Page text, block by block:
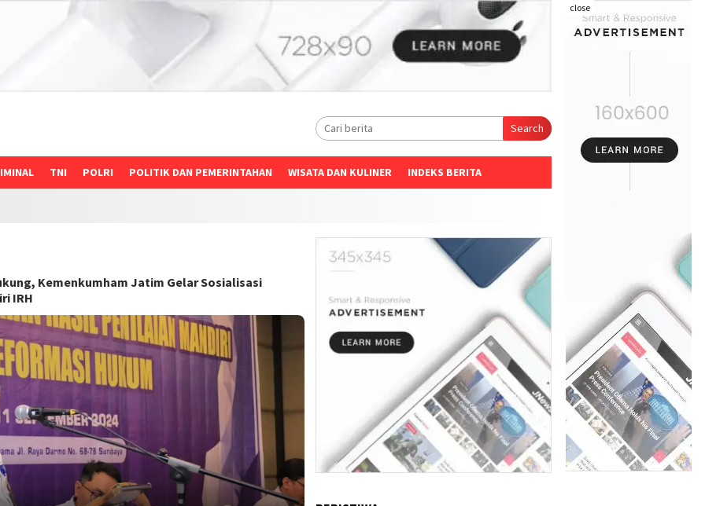
close
Search
TNI POLRI POLITIK DAN PEMERINTAHAN WISATA DAN KULINER INDEKS BERITA
Kemenkumham Jatim Gelar Sosialisasi
IRH